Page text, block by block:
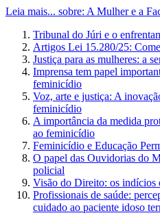
Leia mais... sobre: A Mulher e a
Tribunal do Júri e o
Artigos Lei 15.280/25:
Justiça para as mulheres: a
Imprensa tem papel
feminicídio
Voz, arte e justiça: A
feminicídio
A importância da medida
ao feminicídio
Feminicídio e Educação
O papel das Ouvidorias do
policial
Visão do Direito: os indícios
Profissionais de saúde:
cuidado ao paciente idoso